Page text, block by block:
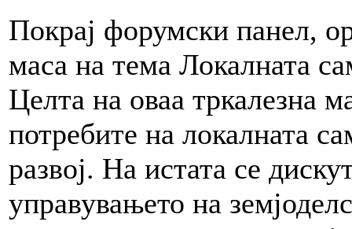
Покрај форумски панел,
маса на тема Локалната
Целта на оваа тркалезна
потребите на локалната
развој. На истата се
управувањето на